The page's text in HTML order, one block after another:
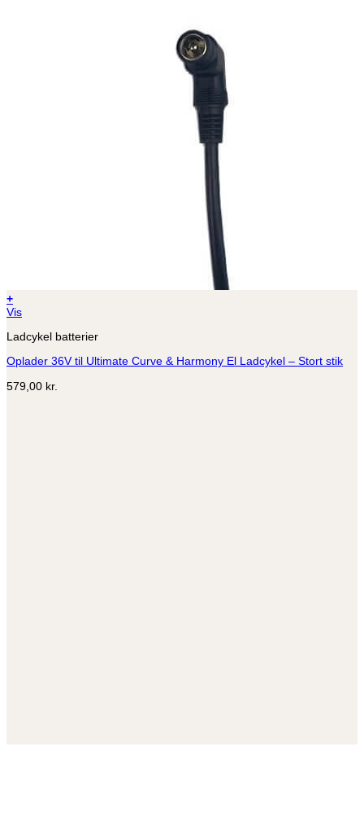
+
Vis
Ladcykel batterier
Oplader 36V til Ultimate Curve & Harmony El Ladcykel – Stort stik
579,00 kr.